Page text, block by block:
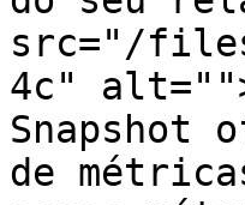
src="/files/
4c"
Snapshot
de